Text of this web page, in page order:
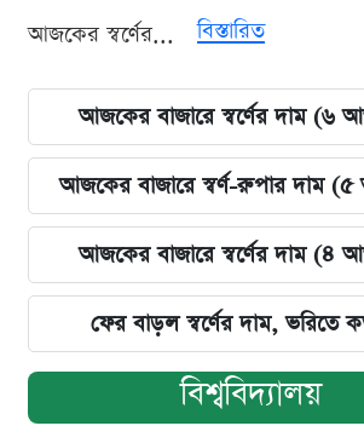
আজকের স্বর্ণের...
বিস্তারিত
আজকের বাজারে স্বর্ণের দাম (৬
আজকের বাজারে স্বর্ণ-রুপার দাম
আজকের বাজারে স্বর্ণের দাম (৪
ফের বাড়ল স্বর্ণের দাম, ভরিতে
বিশ্ববিদ্যালয়